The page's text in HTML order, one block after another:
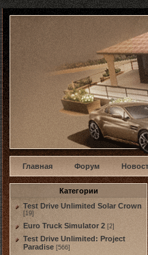
w
Главная Форум
Категории
Test Drive Unlimited Solar Crown
[19]
Euro Truck Simulator 2 [2]
Test Drive Unlimited: Project
Paradise [566]